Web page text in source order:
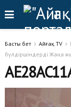
Басты бет Айғақ TV
бүлдіршіндерді Жаңа